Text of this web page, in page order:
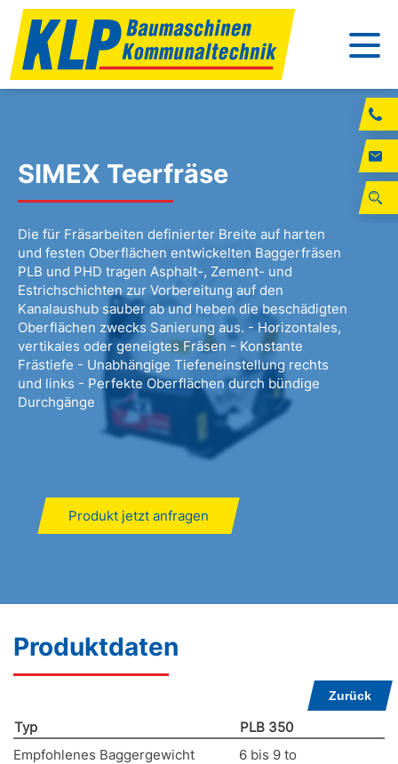
SIMEX Teerfräse
Die für Fräsarbeiten definierter Breite auf harten
und festen Oberflächen entwickelten Baggerfräsen
PLB und PHD tragen Asphalt-, Zement- und
Estrichschichten zur Vorbereitung auf den
Kanalaushub sauber ab und heben die beschädigten
Oberflächen zwecks Sanierung aus. - Horizontales,
vertikales oder geneigtes Fräsen - Konstante
Frästiefe - Unabhängige Tiefeneinstellung rechts
und links - Perfekte Oberflächen durch bündige
Durchgänge
Produkt jetzt anfragen
Produktdaten
Zurück
Typ
PLB 350
Empfohlenes Baggergewicht
6 bis 9 to